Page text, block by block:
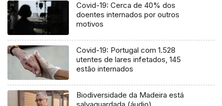
Covid-19: Cerca de 40% dos
doentes internados por outros
motivos
Covid-19: Portugal com 1.528
utentes de lares infetados, 145
estão internados
Biodiversidade da Madeira está